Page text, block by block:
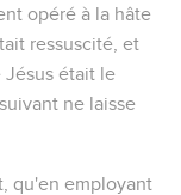
opéré à la hâte
ressuscité, et
était le
ne laisse
qu'en employant